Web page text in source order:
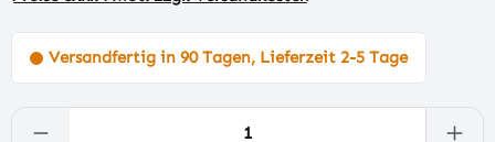
Versandfertig in 90 Tagen, Lieferzeit 2-5 Tage
Produkt Anzahl: Gib den gewünschten